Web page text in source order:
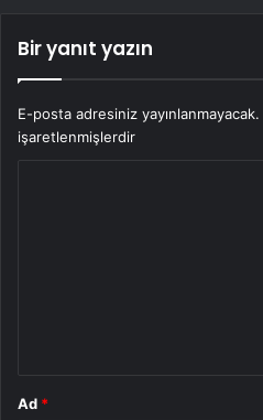
Bir yanıt yazın
E-posta adresiniz yayınlanmayacak.
işaretlenmişlerdir
Ad *